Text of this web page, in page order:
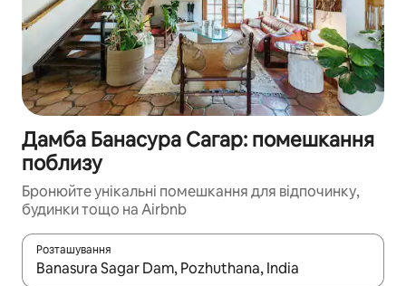
Дамба Банасура Сагар: помешкання
поблизу
Бронюйте унікальні помешкання для відпочинку,
будинки тощо на Airbnb
Розташування
Отримавши результати пошуку, використовуйте для